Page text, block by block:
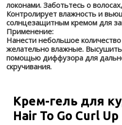
локонами. Заботьтесь о
Контролирует влажность и
солнцезащитным кремом для
Применение:
Нанести небольшое
желательно влажные.
помощью диффузора для
скручивания.
Крем-гель для
Hair To Go Curl Up